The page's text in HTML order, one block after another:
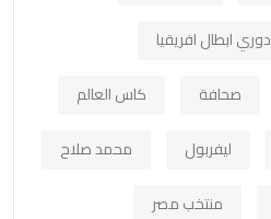
دوري ابطال افريقيا
صحافة
كاس العالم
ليفربول
محمد صلاح
منتخب مصر